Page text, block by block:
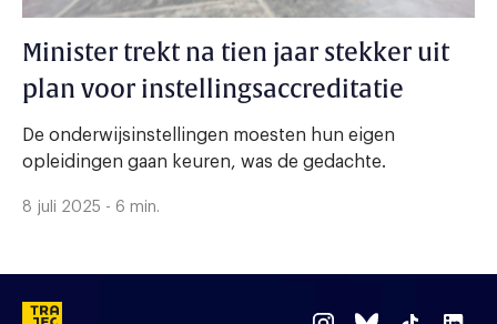
Minister trekt na tien jaar stekker uit
plan voor instellingsaccreditatie
De onderwijsinstellingen moesten hun eigen
opleidingen gaan keuren, was de gedachte.
8 juli 2025 - 6 min.